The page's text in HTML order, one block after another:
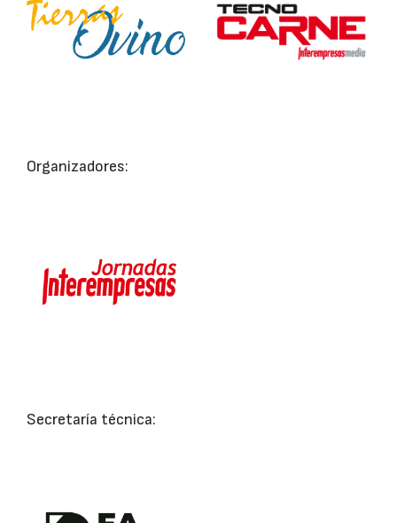
Organizadores:
Secretaría técnica: